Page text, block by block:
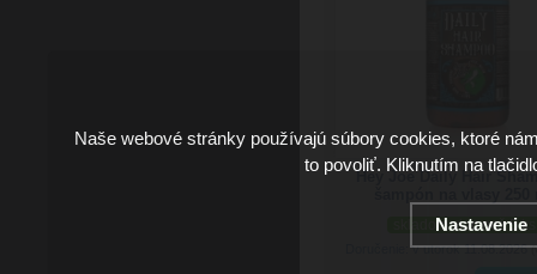
Hey Joe Daily Hair
skladom viac než 5 ks
Doručenie: v utorok 11.08.2026
Naše webové stránky používajú súbory cookies, ktoré
to povoliť. Kliknutím na
Nastavenie